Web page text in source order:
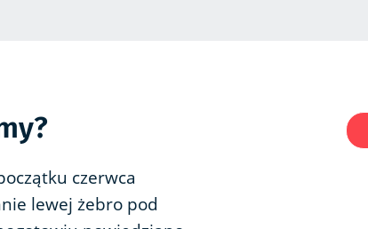
czerwca
lewej żebro pod